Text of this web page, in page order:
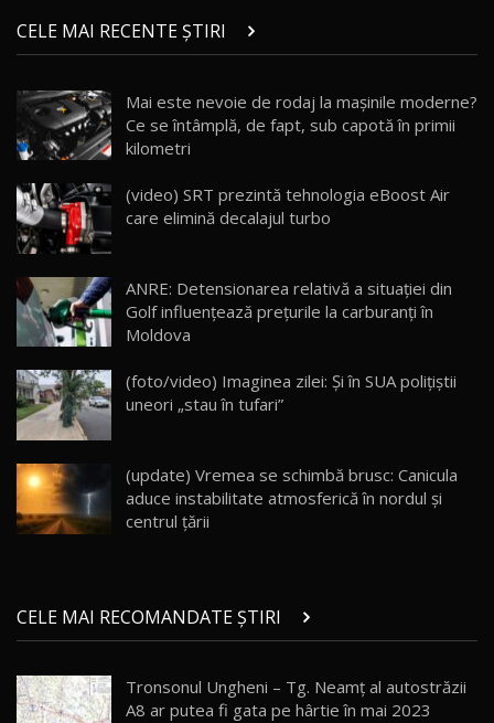
chinez care face lumea să se întoarcă după el
/ AutoBlog.MD
17:27
15 14:37
16
AutoBlogMD
13:10
17 20:06
Va fi modelul nr.1 BYD în Moldova? BYD Seal U
30:08
AutoBlog.MD
23:36
20
Noul ZEEKR 7X / Test Drive AutoBlog.MD
29:08
21
AutoBlog.MD
16:59
22
Noua Mazda 6e / Test Drive AutoBlog.MD
26:59
CELE MAI RECENTE ȘTIRI
Mai este nevoie de rodaj la mașinile moderne?
Ce se întâmplă, de fapt, sub capotă în primii
kilometri
(video) SRT prezintă tehnologia eBoost Air
care elimină decalajul turbo
ANRE: Detensionarea relativă a situației din
Golf influențează prețurile la carburanți în
Moldova
(foto/video) Imaginea zilei: Și în SUA polițiștii
uneori „stau în tufari”
(update) Vremea se schimbă brusc: Canicula
aduce instabilitate atmosferică în nordul și
centrul țării
CELE MAI RECOMANDATE ȘTIRI
Tronsonul Ungheni – Tg. Neamț al autostrăzii
A8 ar putea fi gata pe hârtie în mai 2023